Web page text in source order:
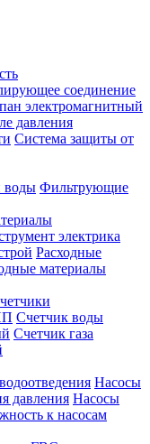
соединение
электромагнитный
давления
Система защиты от
воды Фильтрующие
электрика
Расходные
материалы
Счетчик воды
Счетчик газа
Насосы
давления Насосы
к насосам